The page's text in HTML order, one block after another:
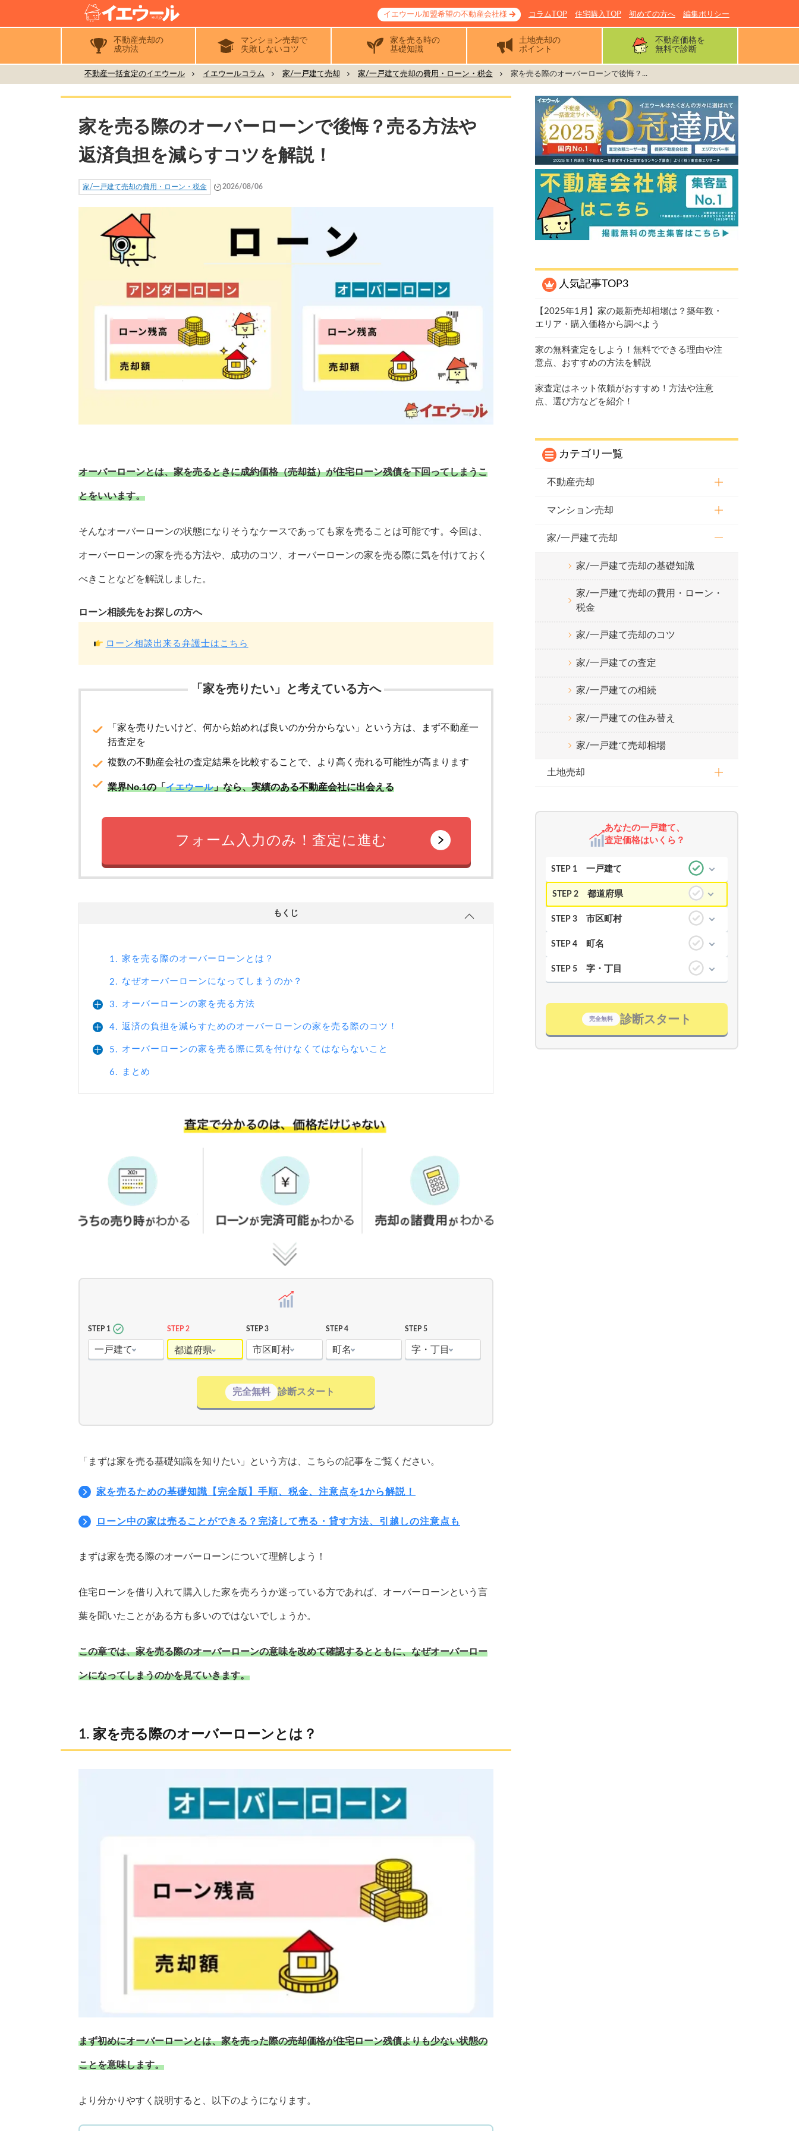
イエウール加盟希望の不動産会社様 コラムTOP 住宅購入TOP 初めての方へ 編集ポリシー
不動産売却の
成功法
マンション売却で
失敗しないコツ
家を売る時の
基礎知識
土地売却の
ポイント
不動産価格を
無料で診断
不動産一括査定のイエウール イエウールコラム 家/一戸建て売却 家/一戸建て売却の費用・ローン・税金 家を売る際のオーバーローンで後悔？...
家を売る際のオーバーローンで後悔？売る方法や
返済負担を減らすコツを解説！
家/一戸建て売却の費用・ローン・税金 2026/08/06
オーバーローンとは、家を売るときに成約価格（売却益）が住宅ローン残債を下回ってしまうこ
とをいいます。
そんなオーバーローンの状態になりそうなケースであっても家を売ることは可能です。今回は、
オーバーローンの家を売る方法や、成功のコツ、オーバーローンの家を売る際に気を付けておく
べきことなどを解説しました。
ローン相談先をお探しの方へ
ローン相談出来る弁護士はこちら
「家を売りたい」と考えている方へ
「家を売りたいけど、何から始めれば良いのか分からない」という方は、まず不動産一
括査定を
複数の不動産会社の査定結果を比較することで、より高く売れる可能性が高まります
業界No.1の「イエウール」なら、実績のある不動産会社に出会える
フォーム入力のみ！査定に進む
もくじ
1. 家を売る際のオーバーローンとは？
2. なぜオーバーローンになってしまうのか？
3. オーバーローンの家を売る方法
4. 返済の負担を減らすためのオーバーローンの家を売る際のコツ！
5. オーバーローンの家を売る際に気を付けなくてはならないこと
6. まとめ
STEP 1
一戸建て
STEP 2
都道府県
STEP 3
市区町村
STEP 4
町名
STEP 5
字・丁目
完全無料 診断スタート
「まずは家を売る基礎知識を知りたい」という方は、こちらの記事をご覧ください。
家を売るための基礎知識【完全版】手順、税金、注意点を1から解説！
ローン中の家は売ることができる？完済して売る・貸す方法、引越しの注意点も
まずは家を売る際のオーバーローンについて理解しよう！
住宅ローンを借り入れて購入した家を売ろうか迷っている方であれば、オーバーローンという言
葉を聞いたことがある方も多いのではないでしょうか。
この章では、家を売る際のオーバーローンの意味を改めて確認するとともに、なぜオーバーロー
ンになってしまうのかを見ていきます。
家を売る際のオーバーローンとは？
まず初めにオーバーローンとは、家を売った際の売却価格が住宅ローン残債よりも少ない状態の
ことを意味します。
より分かりやすく説明すると、以下のようになります。
人気記事TOP3
【2025年1月】家の最新売却相場は？築年数・
エリア・購入価格から調べよう
家の無料査定をしよう！無料でできる理由や注
意点、おすすめの方法を解説
家査定はネット依頼がおすすめ！方法や注意
点、選び方などを紹介！
カテゴリ一覧
不動産売却
マンション売却
家/一戸建て売却
家/一戸建て売却の基礎知識
家/一戸建て売却の費用・ローン・
税金
家/一戸建て売却のコツ
家/一戸建ての査定
家/一戸建ての相続
家/一戸建ての住み替え
家/一戸建て売却相場
土地売却
あなたの一戸建て、
査定価格はいくら？
STEP 1 一戸建て
STEP 2 都道府県
STEP 3 市区町村
STEP 4 町名
STEP 5 字・丁目
完全無料 診断スタート